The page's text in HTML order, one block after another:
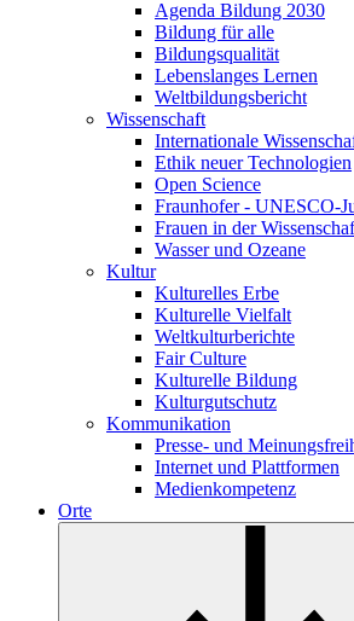
Agenda Bildung 2030
Bildung für alle
Bildungsqualität
Lebenslanges Lernen
Weltbildungsbericht
Wissenschaft
Internationale
Ethik neuer Technologien
Open Science
Fraunhofer - UNESCO-
Frauen in der
Wasser und Ozeane
Kultur
Kulturelles Erbe
Kulturelle Vielfalt
Weltkulturberichte
Fair Culture
Kulturelle Bildung
Kulturgutschutz
Kommunikation
Presse- und
Internet und Plattformen
Medienkompetenz
Orte